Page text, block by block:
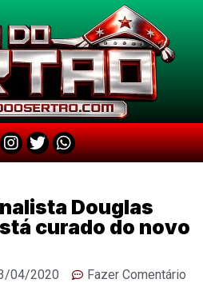
Douglas
curado do novo
04/2020 Fazer Comentário